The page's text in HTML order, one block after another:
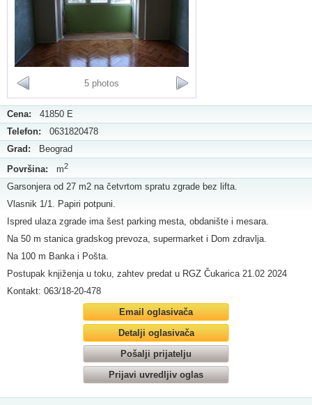
5 photos
Cena: 41850 E
Telefon: 0631820478
Grad: Beograd
Površina: m2
Garsonjera od 27 m2 na četvrtom spratu zgrade bez lifta.
Vlasnik 1/1. Papiri potpuni.
Ispred ulaza zgrade ima šest parking mesta, obdanište i mesara.
Na 50 m stanica gradskog prevoza, supermarket i Dom zdravlja.
Na 100 m Banka i Pošta.
Postupak knjiženja u toku, zahtev predat u RGZ Čukarica 21.02 2024
Kontakt: 063/18-20-478
Email oglasivača
Detalji oglasivača
Pošalji prijatelju
Prijavi uvredljiv oglas